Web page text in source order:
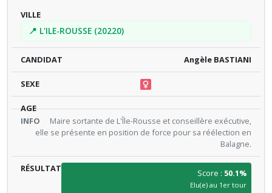
📍 L'ILE-ROUSSE (20220)
Angèle BASTIANI
Maire sortante de L'Île-Rousse et conseillère exécutive,
elle se présente en position de force pour sa réélection en
Balagne.
Score : 50.1%
Elu(e) au 1er tour